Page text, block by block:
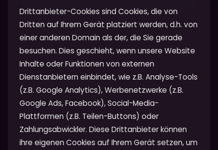
Drittanbieter-Cookies sind Cookies, die von
Dritten auf Ihrem Gerät platziert werden, d.h. von
einer anderen Domain als der, die Sie gerade
besuchen. Dies geschieht, wenn unsere Website
Inhalte oder Funktionen von externen
Dienstanbietern einbindet, wie z.B. Analyse-Tools
(z.B. Google Analytics), Werbenetzwerke (z.B.
Google Ads, Facebook), Social-Media-
Plattformen (z.B. Teilen-Buttons) oder
Zahlungsabwickler. Diese Drittanbieter können
ihre eigenen Cookies auf Ihrem Gerät setzen, um